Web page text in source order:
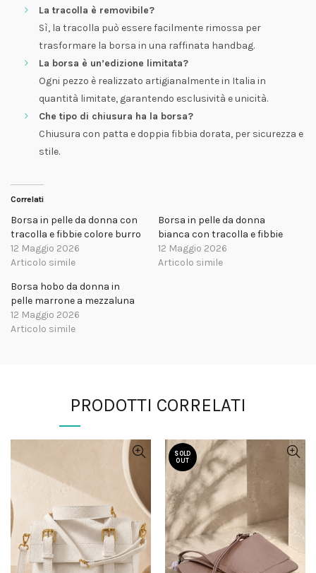
La tracolla è removibile?
Sì, la tracolla può essere facilmente rimossa per
trasformare la borsa in una raffinata handbag.
La borsa è un’edizione limitata?
Ogni pezzo è realizzato artigianalmente in Italia in
quantità limitate, garantendo esclusività e unicità.
Che tipo di chiusura ha la borsa?
Chiusura con patta e doppia fibbia dorata, per sicurezza e
stile.
Correlati
Borsa in pelle da donna con
tracolla e fibbie colore burro
12 Maggio 2026
Articolo simile
Borsa in pelle da donna
bianca con tracolla e fibbie
12 Maggio 2026
Articolo simile
Borsa hobo da donna in
pelle marrone a mezzaluna
12 Maggio 2026
Articolo simile
PRODOTTI CORRELATI
SOLD
OUT